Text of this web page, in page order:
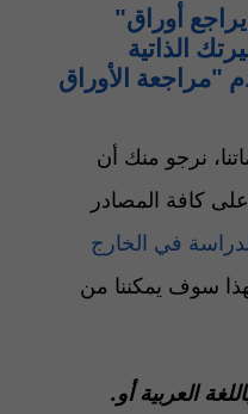
"إذا اردت من فريقينا أن يراجع أوراق
الذاتية
"مراجعة الأوراق
نرجو منك أن
كافة المصادر
في الخارج
سوف يمكننا من
.لديك حرية تعبئة الاستمارة باللغة العربية أو